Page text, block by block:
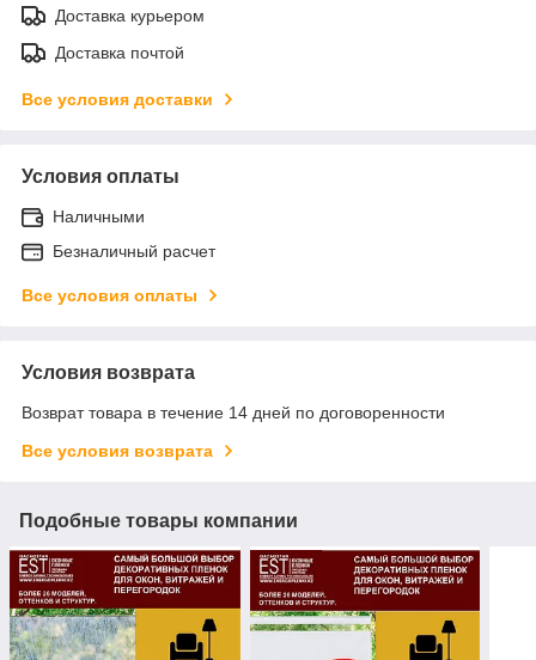
Доставка курьером
Доставка почтой
Все условия доставки
Условия оплаты
Наличными
Безналичный расчет
Все условия оплаты
Условия возврата
Возврат товара в течение 14 дней по договоренности
Все условия возврата
Подобные товары компании